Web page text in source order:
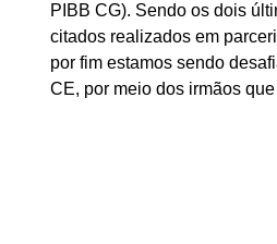
PIBB CG). Sendo os dois
citados realizados em
por fim estamos sendo
CE, por meio dos irmãos